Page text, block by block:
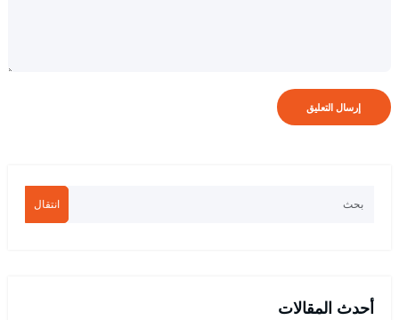
انتقال
أحدث المقالات